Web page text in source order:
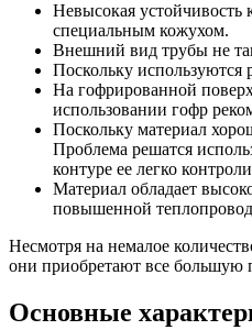
Невысокая
специальным кожухом.
Внешний вид трубы не
Поскольку используются
На гофрированной
использовании гофр
Поскольку материал
Проблема решатся
контуре ее легко
Материал обладает
повышенной
Несмотря на немалое
они приобретают все большую
Основные